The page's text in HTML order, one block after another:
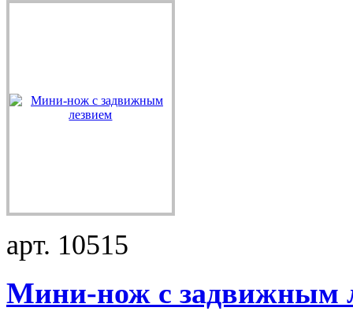
арт. 10515
Мини-нож с задвижным